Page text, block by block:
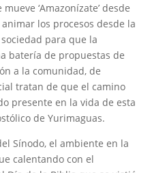
‘Amazonízate’ desde
los procesos desde la
para que la
batería de propuestas de
a la comunidad, de
tratan de que el camino
presente en la vida de esta
de Yurimaguas.
Sínodo, el ambiente en la
calentando con el